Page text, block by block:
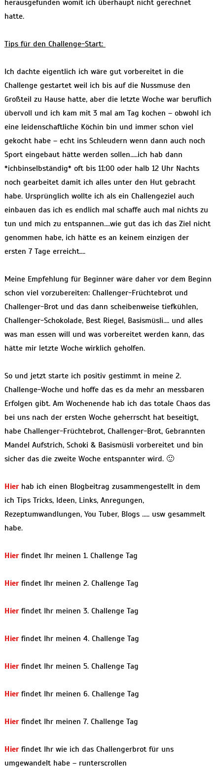
herausgefunden womit ich überhaupt nicht gerechnet
hatte.
Tips für den Challenge-Start:
Ich dachte eigentlich ich wäre gut vorbereitet in die
Challenge gestartet weil ich bis auf die Nussmuse den
Großteil zu Hause hatte, aber die letzte Woche war beruflich
übervoll und ich kam mit 3 mal am Tag kochen – obwohl ich
eine leidenschaftliche Köchin bin und immer schon viel
gekocht habe – echt ins Schleudern wenn dann auch noch
Sport eingebaut hätte werden sollen…..ich hab dann
*ichbinselbständig* oft bis 11:00 oder halb 12 Uhr Nachts
noch gearbeitet damit ich alles unter den Hut gebracht
habe. Ursprünglich wollte ich als ein Challengeziel auch
einbauen das ich es endlich mal schaffe auch mal nichts zu
tun und mich zu entspannen….wie gut das ich das Ziel nicht
genommen habe, ich hätte es an keinem einzigen der
ersten 7 Tage erreicht….
Meine Empfehlung für Beginner wäre daher vor dem Beginn
schon viel vorzubereiten: Challenger-Früchtebrot und
Challenger-Brot und das dann scheibenweise tiefkühlen,
Challenger-Schokolade, Best Riegel, Basismüsli…. und alles
was man essen will und was vorbereitet werden kann, das
hätte mir letzte Woche wirklich geholfen.
So und jetzt starte ich positiv gestimmt in meine 2.
Challenge-Woche und hoffe das es da mehr an messbaren
Erfolgen gibt. Am Wochenende hab ich das totale Chaos das
bei uns nach der ersten Woche geherrscht hat beseitigt,
habe Challenger-Früchtebrot, Challenger-Brot, Gebrannten
Mandel Aufstrich, Schoki & Basismüsli vorbereitet und bin
sicher das die zweite Woche entspannter wird. 🙂
Hier hab ich einen Blogbeitrag zusammengestellt in dem
ich Tips Tricks, Ideen, Links, Anregungen,
Rezeptumwandlungen, You Tuber, Blogs ….. usw gesammelt
habe.
Hier findet Ihr meinen 1. Challenge Tag
Hier findet Ihr meinen 2. Challenge Tag
Hier findet Ihr meinen 3. Challenge Tag
Hier findet Ihr meinen 4. Challenge Tag
Hier findet Ihr meinen 5. Challenge Tag
Hier findet Ihr meinen 6. Challenge Tag
Hier findet Ihr meinen 7. Challenge Tag
Hier findet Ihr wie ich das Challengerbrot für uns
umgewandelt habe – runterscrollen